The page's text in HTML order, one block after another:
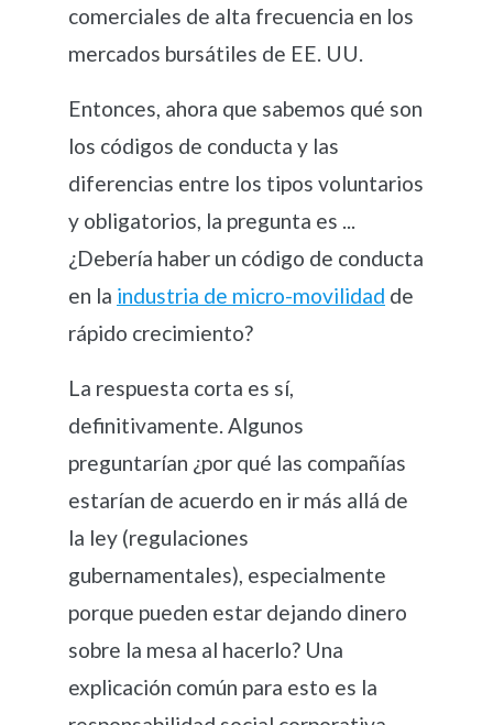
comerciales de alta frecuencia en los
mercados bursátiles de EE. UU.
Entonces, ahora que sabemos qué son
los códigos de conducta y las
diferencias entre los tipos voluntarios
y obligatorios, la pregunta es ...
¿Debería haber un código de conducta
en la industria de micro-movilidad de
rápido crecimiento?
La respuesta corta es sí,
definitivamente. Algunos
preguntarían ¿por qué las compañías
estarían de acuerdo en ir más allá de
la ley (regulaciones
gubernamentales), especialmente
porque pueden estar dejando dinero
sobre la mesa al hacerlo? Una
explicación común para esto es la